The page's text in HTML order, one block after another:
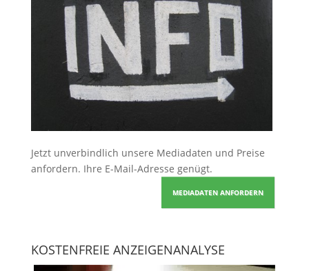
Jetzt unverbindlich unsere Mediadaten und Preise
anfordern. Ihre E-Mail-Adresse genügt.
MEDIADATEN ANFORDERN
KOSTENFREIE ANZEIGENANALYSE